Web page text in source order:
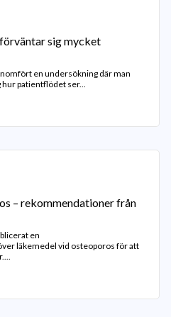
sig mycket
en undersökning där man
patientflödet ser...
– rekommendationer från
en
läkemedel vid osteoporos för att